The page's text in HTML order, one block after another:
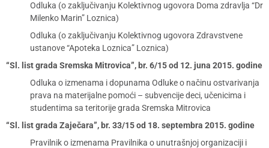
Odluka (o zaključivanju Kolektivnog ugovora Doma zdravlja “Dr
Milenko Marin” Loznica)
Odluka (o zaključivanju Kolektivnog ugovora Zdravstvene
ustanove “Apoteka Loznica” Loznica)
“Sl. list grada Sremska Mitrovica”, br. 6/15 od 12. juna 2015. godine
Odluka o izmenama i dopunama Odluke o načinu ostvarivanja
prava na materijalne pomoći – subvencije deci, učenicima i
studentima sa teritorije grada Sremska Mitrovica
“Sl. list grada Zaječara”, br. 33/15 od 18. septembra 2015. godine
Pravilnik o izmenama Pravilnika o unutrašnjoj organizaciji i